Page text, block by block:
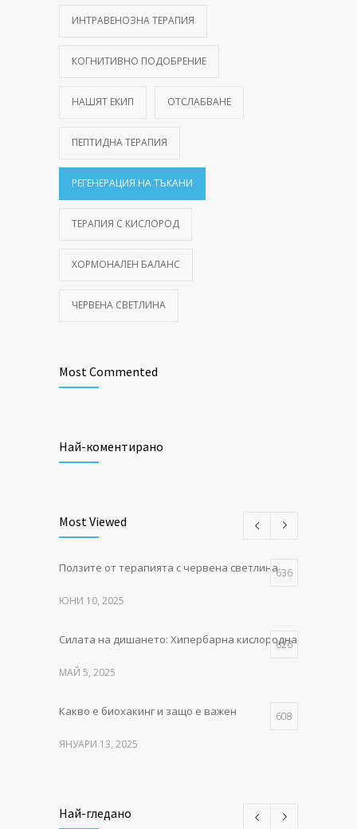
ИНТРАВЕНОЗНА ТЕРАПИЯ
КОГНИТИВНО ПОДОБРЕНИЕ
НАШЯТ ЕКИП ОТСЛАБВАНЕ
ПЕПТИДНА ТЕРАПИЯ
РЕГЕНЕРАЦИЯ НА ТЪКАНИ
ТЕРАПИЯ С КИСЛОРОД
ХОРМОНАЛЕН БАЛАНС
ЧЕРВЕНА СВЕТЛИНА
Most Commented
Най-коментирано
Most Viewed
Ползите от терапията с червена светлина636
ЮНИ 10, 2025
Силата на дишането: Хипербарна кислородна терапия в
626
МАЙ 5, 2025
Какво е биохакинг и защо е важен 608
ЯНУАРИ 13, 2025
НОЕМВРИ 11, 2025
Най-гледано